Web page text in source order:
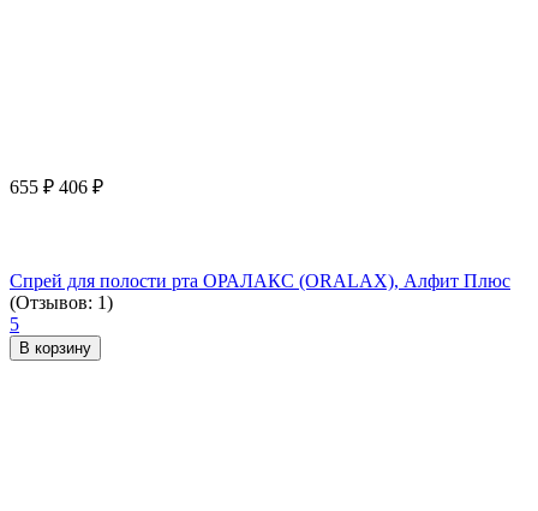
655 ₽ 406 ₽
Спрей для полости рта ОРАЛАКС (ORALAX), Алфит Плюс
(Отзывов: 1)
5
В корзину